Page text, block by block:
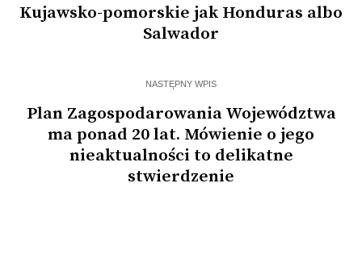
Kujawsko-pomorskie jak Honduras albo
Salwador
NASTĘPNY WPIS
Plan Zagospodarowania Województwa
ma ponad 20 lat. Mówienie o jego
nieaktualności to delikatne
stwierdzenie